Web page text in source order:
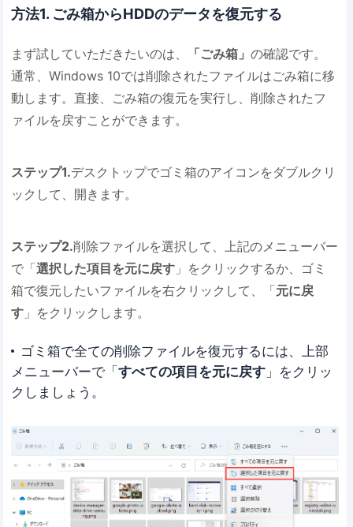
方法1. ごみ箱からHDDのデータを復元する
まず試していただきたいのは、 「ごみ箱」の確認です。
通常、Windows 10では削除されたファイルはごみ箱に移
動します。直接、ごみ箱の復元を実行し、削除されたフ
ァイルを戻すことができます。
ステップ1.デスクトップでゴミ箱のアイコンをダブルクリ
ックして、開きます。
ステップ2.削除ファイルを選択して、上記のメニューバー
で「選択した項目を元に戻す 」をクリックするか、ゴミ
箱で復元したいファイルを右クリックして、「元に戻
す 」をクリックします。
ゴミ箱で全ての削除ファイルを復元するには、上部
メニューバーで「すべての項目を元に戻す 」をクリッ
クしましょう。